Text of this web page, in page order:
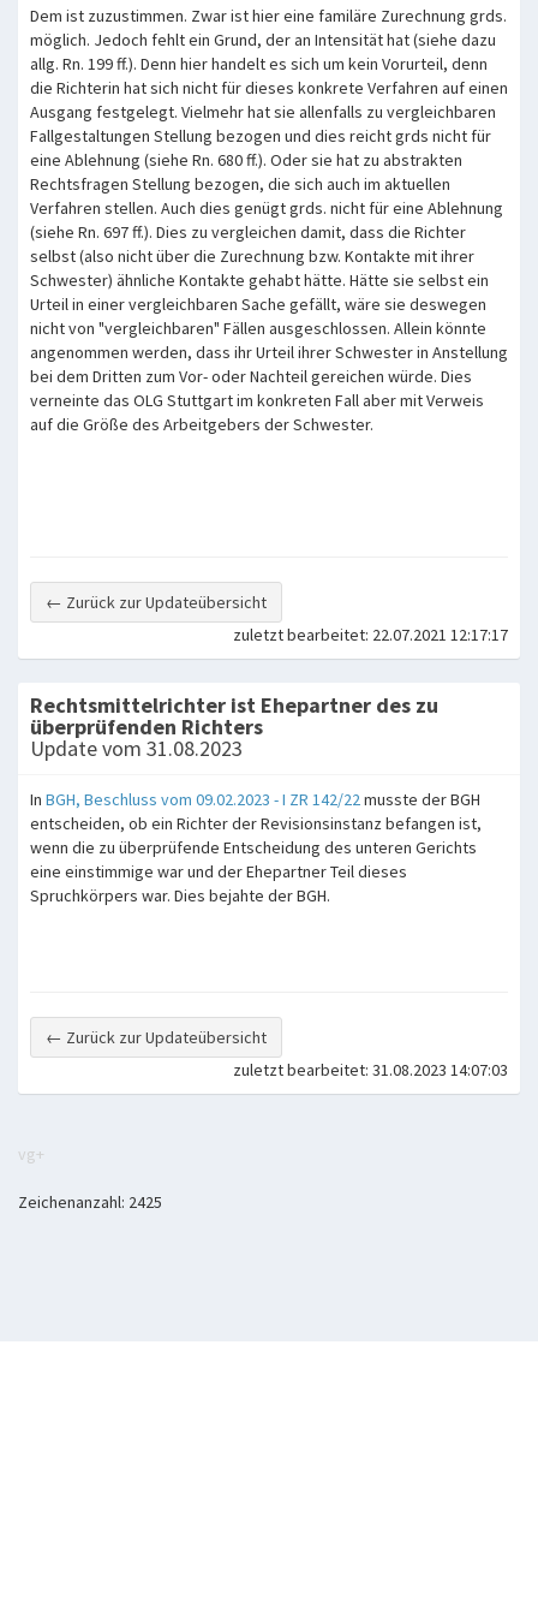
Dem ist zuzustimmen. Zwar ist hier eine familäre Zurechnung grds.
möglich. Jedoch fehlt ein Grund, der an Intensität hat (siehe dazu
allg. Rn. 199 ff.). Denn hier handelt es sich um kein Vorurteil, denn
die Richterin hat sich nicht für dieses konkrete Verfahren auf einen
Ausgang festgelegt. Vielmehr hat sie allenfalls zu vergleichbaren
Fallgestaltungen Stellung bezogen und dies reicht grds nicht für
eine Ablehnung (siehe Rn. 680 ff.). Oder sie hat zu abstrakten
Rechtsfragen Stellung bezogen, die sich auch im aktuellen
Verfahren stellen. Auch dies genügt grds. nicht für eine Ablehnung
(siehe Rn. 697 ff.). Dies zu vergleichen damit, dass die Richter
selbst (also nicht über die Zurechnung bzw. Kontakte mit ihrer
Schwester) ähnliche Kontakte gehabt hätte. Hätte sie selbst ein
Urteil in einer vergleichbaren Sache gefällt, wäre sie deswegen
nicht von "vergleichbaren" Fällen ausgeschlossen. Allein könnte
angenommen werden, dass ihr Urteil ihrer Schwester in Anstellung
bei dem Dritten zum Vor- oder Nachteil gereichen würde. Dies
verneinte das OLG Stuttgart im konkreten Fall aber mit Verweis
auf die Größe des Arbeitgebers der Schwester.
← Zurück zur Updateübersicht
zuletzt bearbeitet: 22.07.2021 12:17:17
Rechtsmittelrichter ist Ehepartner des zu
überprüfenden Richters
Update vom 31.08.2023
In BGH, Beschluss vom 09.02.2023 - I ZR 142/22musste der BGH
entscheiden, ob ein Richter der Revisionsinstanz befangen ist,
wenn die zu überprüfende Entscheidung des unteren Gerichts
eine einstimmige war und der Ehepartner Teil dieses
Spruchkörpers war. Dies bejahte der BGH.
← Zurück zur Updateübersicht
zuletzt bearbeitet: 31.08.2023 14:07:03
vg+
Zeichenanzahl: 2425